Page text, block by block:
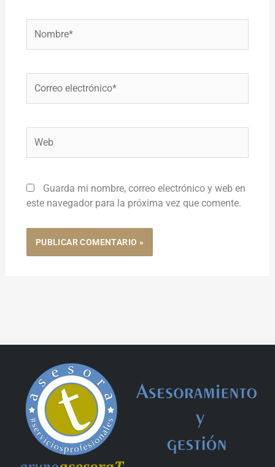
electrónico*
Guarda mi nombre, correo electrónico y web en
este navegador para la próxima vez que comente.